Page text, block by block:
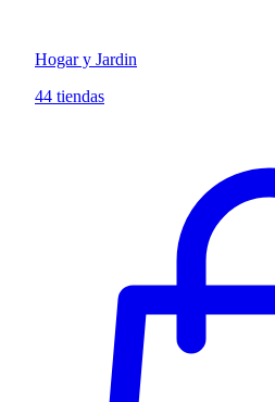
Hogar y Jardin
44 tiendas